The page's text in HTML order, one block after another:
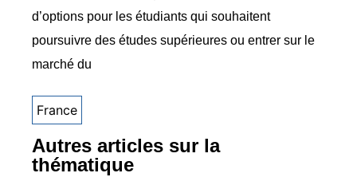
d’options pour les étudiants qui souhaitent
poursuivre des études supérieures ou entrer sur le
marché du
France
Autres articles sur la
thématique